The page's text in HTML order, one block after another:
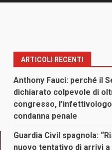
ARTICOLI RECENTI
Anthony Fauci: perché il
dichiarato colpevole di
congresso,
condanna penale
Guardia Civil spagnola:
nuovo tentativo di arrivi a